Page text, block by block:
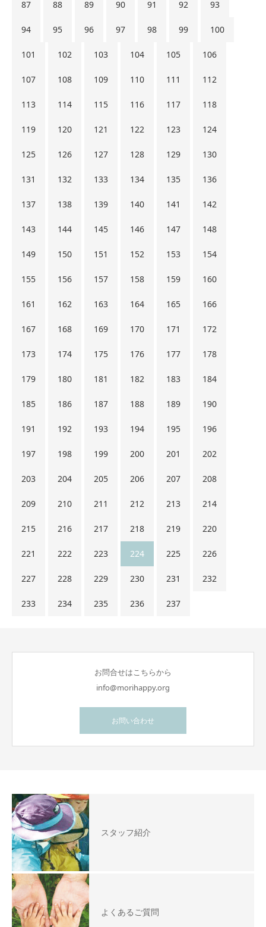
87 88 89 90 91 92 93
94 95 96 97 98 99 100
101 102 103 104 105 106
107 108 109 110 111 112
113 114 115 116 117 118
119 120 121 122 123 124
125 126 127 128 129 130
131 132 133 134 135 136
137 138 139 140 141 142
143 144 145 146 147 148
149 150 151 152 153 154
155 156 157 158 159 160
161 162 163 164 165 166
167 168 169 170 171 172
173 174 175 176 177 178
179 180 181 182 183 184
185 186 187 188 189 190
191 192 193 194 195 196
197 198 199 200 201 202
203 204 205 206 207 208
209 210 211 212 213 214
215 216 217 218 219 220
221 222 223 224 225 226
227 228 229 230 231 232
233 234 235 236 237
お問合せはこちらから
info@morihappy.org
お問い合わせ
スタッフ紹介
よくあるご質問